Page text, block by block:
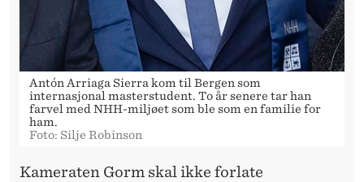
Antón Arriaga Sierra kom til Bergen som
internasjonal masterstudent. To år senere tar han
farvel med NHH-miljøet som ble som en familie for
ham.
Foto: Silje Robinson
Kameraten Gorm skal ikke forlate